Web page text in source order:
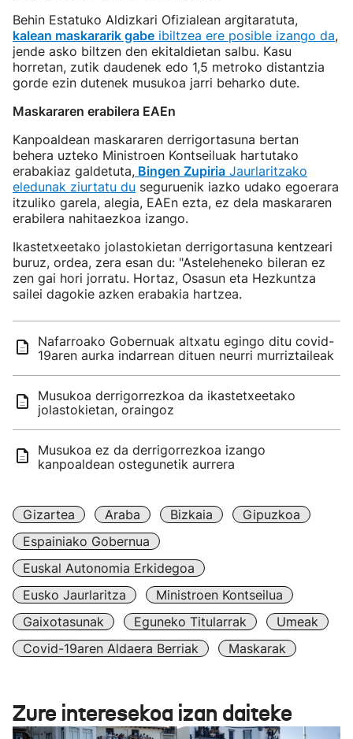
Behin Estatuko Aldizkari Ofizialean argitaratuta,
kalean maskararik gabe ibiltzea ere posible izango da,
jende asko biltzen den ekitaldietan salbu. Kasu
horretan, zutik daudenek edo 1,5 metroko distantzia
gorde ezin dutenek musukoa jarri beharko dute.
Maskararen erabilera EAEn
Kanpoaldean maskararen derrigortasuna bertan
behera uzteko Ministroen Kontseiluak hartutako
erabakiaz galdetuta, Bingen Zupiria Jaurlaritzako
eledunak ziurtatu du seguruenik iazko udako egoerara
itzuliko garela, alegia, EAEn ezta, ez dela maskararen
erabilera nahitaezkoa izango.
Ikastetxeetako jolastokietan derrigortasuna kentzeari
buruz, ordea, zera esan du: "Asteleheneko bileran ez
zen gai hori jorratu. Hortaz, Osasun eta Hezkuntza
sailei dagokie azken erabakia hartzea.
Nafarroako Gobernuak altxatu egingo ditu covid-
19aren aurka indarrean dituen neurri murriztaileak
Musukoa derrigorrezkoa da ikastetxeetako
jolastokietan, oraingoz
Musukoa ez da derrigorrezkoa izango
kanpoaldean ostegunetik aurrera
Gizartea Araba Bizkaia
Gipuzkoa
Espainiako Gobernua
Euskal Autonomia Erkidegoa
Eusko Jaurlaritza
Ministroen Kontseilua
Gaixotasunak
Eguneko Titularrak
Umeak
Covid-19aren Aldaera Berriak
Maskarak
Zure interesekoa izan daiteke